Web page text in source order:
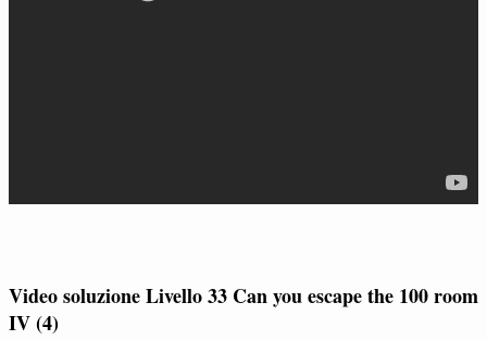
Video soluzione Livello 33 Can you escape the 100 room
IV (4)